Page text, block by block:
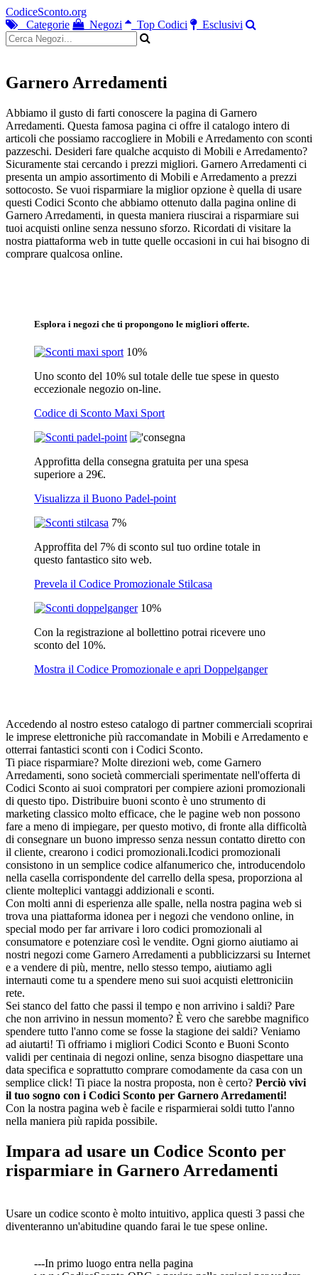
CodiceSconto.org
Categorie
Negozi Top Codici Esclusivi
Garnero Arredamenti
Abbiamo il gusto di farti conoscere la pagina di Garnero
Arredamenti. Questa famosa pagina ci offre il catalogo intero di
articoli che possiamo raccogliere in Mobili e Arredamento con sconti
pazzeschi. Desideri fare qualche acquisto di Mobili e Arredamento?
Sicuramente stai cercando i prezzi migliori. Garnero Arredamenti ci
presenta un ampio assortimento di Mobili e Arredamento a prezzi
sottocosto. Se vuoi risparmiare la miglior opzione è quella di usare
questi Codici Sconto che abbiamo ottenuto dalla pagina online di
Garnero Arredamenti, in questa maniera riuscirai a risparmiare sui
tuoi acquisti online senza nessuno sforzo. Ricordati di visitare la
nostra piattaforma web in tutte quelle occasioni in cui hai bisogno di
comprare qualcosa online.
Esplora i negozi che ti propongono le migliori offerte.
10%
Uno sconto del 10% sul totale delle tue spese in questo
eccezionale negozio on-line.
Codice di Sconto Maxi Sport
Approfitta della consegna gratuita per una spesa
superiore a 29€.
Visualizza il Buono Padel-point
7%
Approffita del 7% di sconto sul tuo ordine totale in
questo fantastico sito web.
Prevela il Codice Promozionale Stilcasa
10%
Con la registrazione al bollettino potrai ricevere uno
sconto del 10%.
Mostra il Codice Promozionale e apri Doppelganger
Accedendo al nostro esteso catalogo di partner commerciali scoprirai
le imprese elettroniche più raccomandate in Mobili e Arredamento e
otterrai fantastici sconti con i Codici Sconto.
Ti piace risparmiare? Molte direzioni web, come Garnero
Arredamenti, sono società commerciali sperimentate nell'offerta di
Codici Sconto ai suoi compratori per compiere azioni promozionali
di questo tipo. Distribuire buoni sconto è uno strumento di
marketing classico molto efficace, che le pagine web non possono
fare a meno di impiegare, per questo motivo, di fronte alla difficoltà
di consegnare un buono impresso senza nessun contatto diretto con
il cliente, crearono i codici promozionali.Icodici promozionali
consistono in un semplice codice alfanumerico che, introducendolo
nella casella corrispondente del carrello della spesa, proporziona al
cliente molteplici vantaggi addizionali e sconti.
Con molti anni di esperienza alle spalle, nella nostra pagina web si
trova una piattaforma idonea per i negozi che vendono online, in
special modo per far arrivare i loro codici promozionali al
consumatore e potenziare così le vendite. Ogni giorno aiutiamo ai
nostri negozi come Garnero Arredamenti a pubblicizzarsi su Internet
e a vendere di più, mentre, nello stesso tempo, aiutiamo agli
internauti come tu a spendere meno sui suoi acquisti elettroniciin
rete.
Sei stanco del fatto che passi il tempo e non arrivino i saldi? Pare
che non arrivino in nessun momento? È vero che sarebbe magnifico
spendere tutto l'anno come se fosse la stagione dei saldi? Veniamo
ad aiutarti! Ti offriamo i migliori Codici Sconto e Buoni Sconto
validi per centinaia di negozi online, senza bisogno diaspettare una
data specifica e soprattutto comprare comodamente da casa con un
semplice click! Ti piace la nostra proposta, non è certo? Perciò vivi
il tuo sogno con i Codici Sconto per Garnero Arredamenti!
Con la nostra pagina web è facile e risparmierai soldi tutto l'anno
nella maniera più rapida possibile.
Impara ad usare un Codice Sconto per
risparmiare in Garnero Arredamenti
Usare un codice sconto è molto intuitivo, applica questi 3 passi che
diventeranno un'abitudine quando farai le tue spese online.
---In primo luogo entra nella pagina